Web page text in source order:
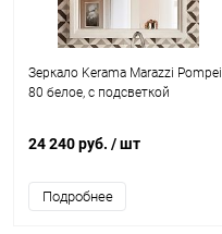
Зеркало Kerama Marazzi Pompei
80 белое, с подсветкой
24 240 руб. / шт
Подробнее